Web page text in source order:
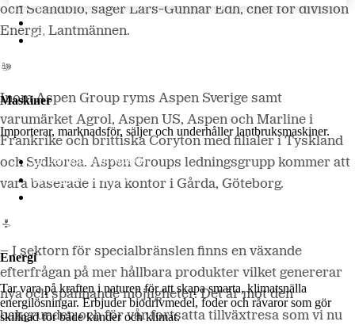
Odla
Maskiner
Importerar, marknadsför, säljer och underhåller lantbruksmaskiner.
Lantmännen Maskin
Begagnatbörsen
Energi
Tar vara på kraften i naturen för att skapa smarta, klimatsnälla
energilösningar. Erbjuder biodrivmedel, foder och råvaror som gör
skillnad för både kunder och klimat.
och Scandbio, säger Lars-Gunnar Edh, chef för division
Energi, Lantmännen.
Inom Aspen Group ryms Aspen Sverige samt
varumärket Agrol, Aspen US, Aspen och Marline i
Frankrike och brittiska Coryton med filialer i Tyskland
och Sydkorea. Aspen Groups ledningsgrupp kommer att
vara baserade i nya kontor i Gårda, Göteborg.
– I sektorn för specialbränslen finns en växande
efterfrågan på mer hållbara produkter vilket genererar
nya och spännande möjligheter. Det är mot den
bakgrunden och för vår fortsatta tillväxtresa som vi nu